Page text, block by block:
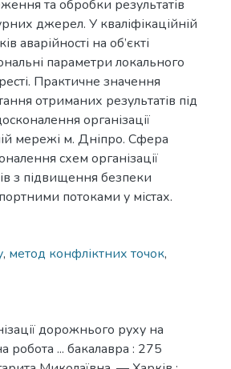
та обробки результатів
джерел. У кваліфікаційній
аварійності на об’єкті
параметри локального
Практичне значення
отриманих результатів під
організації
мережі м. Дніпро. Сфера
схем організації
з підвищення безпеки
потоками у містах.
, метод конфліктних точок,
дорожнього руху на
робота ... бакалавра : 275